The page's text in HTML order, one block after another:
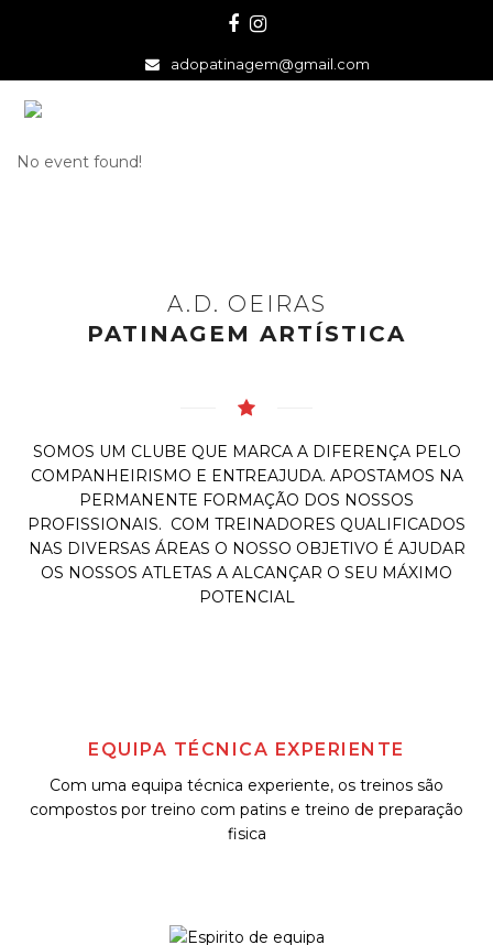
Facebook
Instagram
adopatinagem@gmail.com
No event found!
A.D. OEIRAS
PATINAGEM ARTÍSTICA
SOMOS UM CLUBE QUE MARCA A DIFERENÇA PELO
COMPANHEIRISMO E ENTREAJUDA. APOSTAMOS NA
PERMANENTE FORMAÇÃO DOS NOSSOS
PROFISSIONAIS. COM TREINADORES QUALIFICADOS
NAS DIVERSAS ÁREAS O NOSSO OBJETIVO É AJUDAR
OS NOSSOS ATLETAS A ALCANÇAR O SEU MÁXIMO
POTENCIAL
EQUIPA TÉCNICA EXPERIENTE
Com uma equipa técnica experiente, os treinos são
compostos por treino com patins e treino de preparação
fisica